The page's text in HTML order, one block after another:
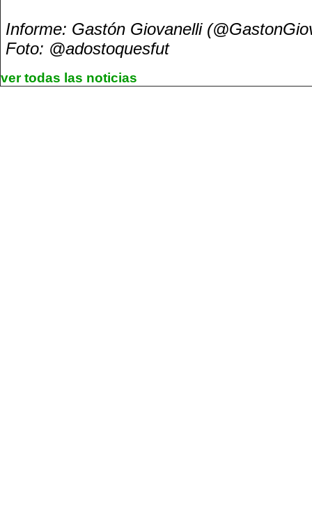
Informe: Gastón Giovanelli
Foto: @adostoquesfut
ver todas las noticias